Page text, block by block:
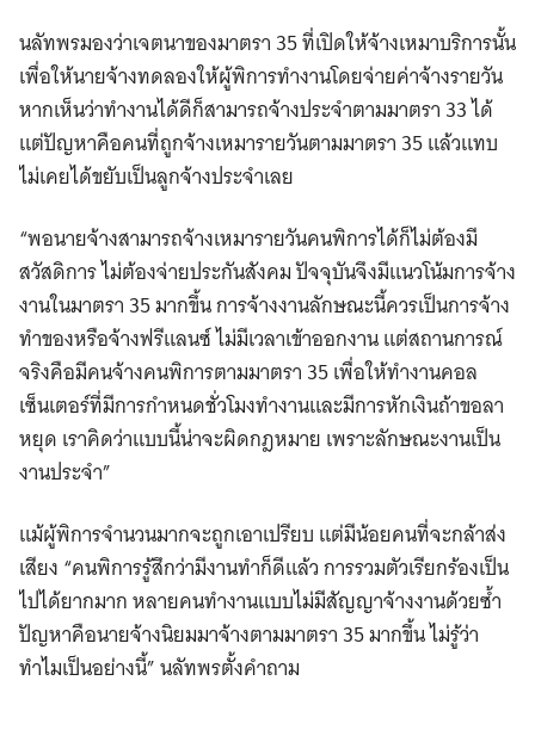
นลัทพรมองว่าเจตนาของมาตรา 35 ที่เปิดให้จ้างเหมาบริการนั้น
เพื่อให้นายจ้างทดลองให้ผู้พิการทำงานโดยจ่ายค่าจ้างรายวัน
หากเห็นว่าทำงานได้ดีก็สามารถจ้างประจำตามมาตรา 33 ได้
แต่ปัญหาคือคนที่ถูกจ้างเหมารายวันตามมาตรา 35 แล้วแทบ
ไม่เคยได้ขยับเป็นลูกจ้างประจำเลย
“พอนายจ้างสามารถจ้างเหมารายวันคนพิการได้ก็ไม่ต้องมี
สวัสดิการ ไม่ต้องจ่ายประกันสังคม ปัจจุบันจึงมีแนวโน้มการจ้าง
งานในมาตรา 35 มากขึ้น การจ้างงานลักษณะนี้ควรเป็นการจ้าง
ทำของหรือจ้างฟรีแลนซ์ ไม่มีเวลาเข้าออกงาน แต่สถานการณ์
จริงคือมีคนจ้างคนพิการตามมาตรา 35 เพื่อให้ทำงานคอล
เซ็นเตอร์ที่มีการกำหนดชั่วโมงทำงานและมีการหักเงินถ้าขอลา
หยุด เราคิดว่าแบบนี้น่าจะผิดกฎหมาย เพราะลักษณะงานเป็น
งานประจำ”
แม้ผู้พิการจำนวนมากจะถูกเอาเปรียบ แต่มีน้อยคนที่จะกล้าส่ง
เสียง “คนพิการรู้สึกว่ามีงานทำก็ดีแล้ว การรวมตัวเรียกร้องเป็น
ไปได้ยากมาก หลายคนทำงานแบบไม่มีสัญญาจ้างงานด้วยซ้ำ
ปัญหาคือนายจ้างนิยมมาจ้างตามมาตรา 35 มากขึ้น ไม่รู้ว่า
ทำไมเป็นอย่างนี้” นลัทพรตั้งคำถาม